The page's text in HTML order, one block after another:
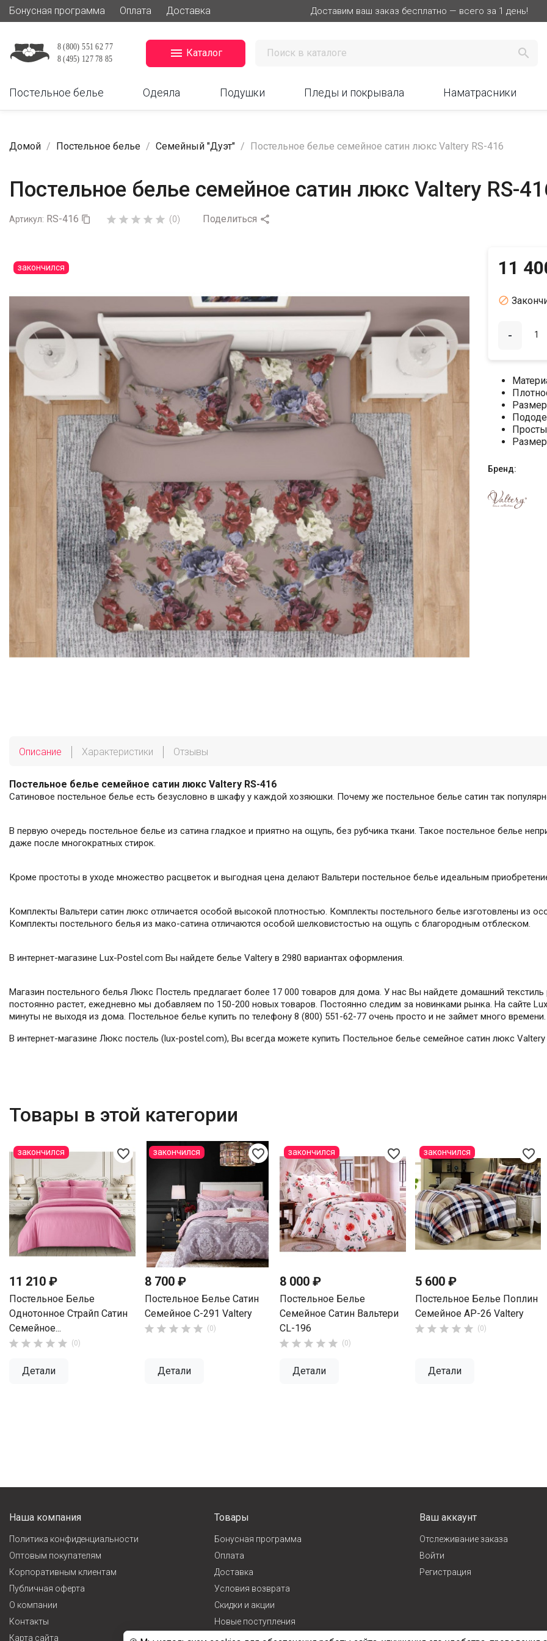
Бонусная программа Оплата Доставка Доставим ваш заказ бесплатно — всего за 1 день!
 Каталог 
Постельное белье Одеяла Подушки Пледы и покрывала Наматрасники
Домой Постельное белье Семейный "Дуэт" Постельное белье семейное сатин люкс Valtery RS-416
Постельное белье семейное сатин люкс Valtery RS-
Артикул: RS-416       (0) Поделиться 
закончился 11

-
Бренд:
Описание Характеристики Отзывы
Постельное белье семейное сатин люкс Valtery RS-416
Сатиновое постельное белье есть безусловно в шкафу у каждой хозяюшки. Почему же постельное белье сатин так
В первую очередь постельное белье из сатина гладкое и приятно на ощупь, без рубчика ткани. Такое постельное белье
даже после многократных стирок.
Кроме простоты в уходе множество расцветок и выгодная цена делают Вальтери постельное белье идеальным
Комплекты Вальтери сатин люкс отличается особой высокой плотностью. Комплекты постельного белье изготовлены из
Комплекты постельного белья из мако-сатина отличаются особой шелковистостью на ощупь с благородным отблеском.
В интернет-магазине Lux-Postel.com Вы найдете белье Valtery в 2980 вариантах оформления.
Магазин постельного белья Люкс Постель предлагает более 17 000 товаров для дома. У нас Вы найдете домашний текстиль
постоянно растет, ежедневно мы добавляем по 150-200 новых товаров. Постоянно следим за новинками рынка. На сайте
минуты не выходя из дома. Постельное белье купить по телефону 8 (800) 551-62-77 очень просто и не займет много времени.
В интернет-магазине Люкс постель (lux-postel.com), Вы всегда можете купить Постельное белье семейное сатин люкс
Товары в этой категории
favorite_border
11 210 ₽
Постельное Белье
Однотонное Страйп Сатин
Семейное...
     (0)
Детали
закончился favorite_border
8 700 ₽
Постельное Белье Сатин
Семейное С-291 Valtery
     (0)
Детали
закончился favorite_border
8 000 ₽
Постельное Белье
Семейное Сатин Вальтери
CL-196
     (0)
Детали
закончился favorite_border
5 600 ₽
Постельное Белье Поплин
Семейное AP-26 Valtery
     (0)
Детали
закончился
Наша компания
Политика конфиденциальности
Оптовым покупателям
Корпоративным клиентам
Публичная оферта
О компании
Контакты
Карта сайта
Товары
Бонусная программа
Оплата
Доставка
Условия возврата
Cкидки и акции
Новые поступления
Лидеры продаж
Ваш аккаунт
Отслеживание заказа
Войти
Регистрация